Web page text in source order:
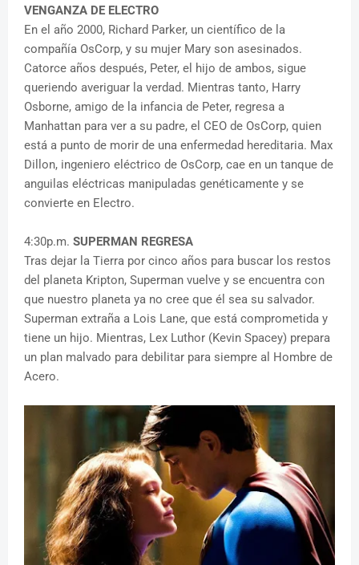
VENGANZA DE ELECTRO
En el año 2000, Richard Parker, un científico de la
compañía OsCorp, y su mujer Mary son asesinados.
Catorce años después, Peter, el hijo de ambos, sigue
queriendo averiguar la verdad. Mientras tanto, Harry
Osborne, amigo de la infancia de Peter, regresa a
Manhattan para ver a su padre, el CEO de OsCorp, quien
está a punto de morir de una enfermedad hereditaria. Max
Dillon, ingeniero eléctrico de OsCorp, cae en un tanque de
anguilas eléctricas manipuladas genéticamente y se
convierte en Electro.
4:30p.m. SUPERMAN REGRESA
Tras dejar la Tierra por cinco años para buscar los restos
del planeta Kripton, Superman vuelve y se encuentra con
que nuestro planeta ya no cree que él sea su salvador.
Superman extraña a Lois Lane, que está comprometida y
tiene un hijo. Mientras, Lex Luthor (Kevin Spacey) prepara
un plan malvado para debilitar para siempre al Hombre de
Acero.